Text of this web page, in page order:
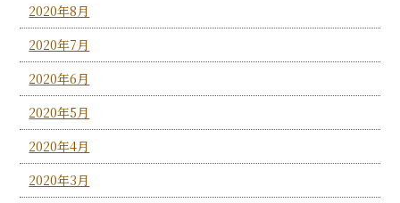
2020年8月
2020年7月
2020年6月
2020年5月
2020年4月
2020年3月